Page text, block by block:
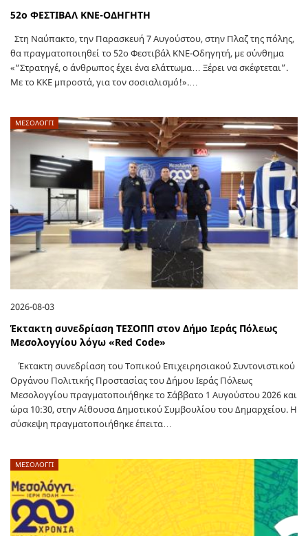
52o ΦΕΣΤΙΒΑΛ ΚΝΕ-ΟΔΗΓΗΤΗ
Στη Ναύπακτο, την Παρασκευή 7 Αυγούστου, στην Πλαζ της πόλης,
θα πραγματοποιηθεί το 52ο Φεστιβάλ ΚΝΕ-Οδηγητή, με σύνθημα
«“Στρατηγέ, ο άνθρωπος έχει ένα ελάττωμα… Ξέρει να σκέφτεται”.
Με το ΚΚΕ μπροστά, για τον σοσιαλισμό!».…
ΜΕΣΟΛΟΓΓΙ
2026-08-03
Έκτακτη συνεδρίαση ΤΕΣΟΠΠ στον Δήμο Ιεράς Πόλεως
Μεσολογγίου λόγω «Red Code»
Έκτακτη συνεδρίαση του Τοπικού Επιχειρησιακού Συντονιστικού
Οργάνου Πολιτικής Προστασίας του Δήμου Ιεράς Πόλεως
Μεσολογγίου πραγματοποιήθηκε το Σάββατο 1 Αυγούστου 2026 και
ώρα 10:30, στην Αίθουσα Δημοτικού Συμβουλίου του Δημαρχείου. Η
σύσκεψη πραγματοποιήθηκε έπειτα…
ΜΕΣΟΛΟΓΓΙ